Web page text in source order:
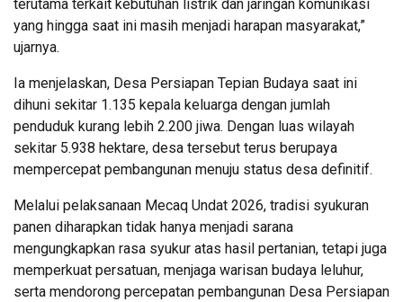
terutama terkait kebutuhan listrik dan jaringan komunikasi
yang hingga saat ini masih menjadi harapan masyarakat,”
ujarnya.
Ia menjelaskan, Desa Persiapan Tepian Budaya saat ini
dihuni sekitar 1.135 kepala keluarga dengan jumlah
penduduk kurang lebih 2.200 jiwa. Dengan luas wilayah
sekitar 5.938 hektare, desa tersebut terus berupaya
mempercepat pembangunan menuju status desa definitif.
Melalui pelaksanaan Mecaq Undat 2026, tradisi syukuran
panen diharapkan tidak hanya menjadi sarana
mengungkapkan rasa syukur atas hasil pertanian, tetapi juga
memperkuat persatuan, menjaga warisan budaya leluhur,
serta mendorong percepatan pembangunan Desa Persiapan